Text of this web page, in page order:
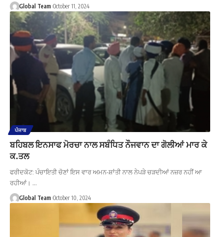
Global Team October 11, 2024
ਪੰਜਾਬ
ਬਹਿਬਲ ਇਨਸਾਫ ਮੋਰਚਾ ਨਾਲ ਸਬੰਧਿਤ ਨੌਜਵਾਨ ਦਾ ਗੋਲੀਆਂ ਮਾਰ ਕੇ
ਕ.ਤਲ
ਫਰੀਦਕੋਟ: ਪੰਚਾਇਤੀ ਚੋਣਾਂ ਇਸ ਵਾਰ ਅਮਨ-ਸ਼ਾਂਤੀ ਨਾਲ ਨੇਪੜੇ ਚੜਦੀਆਂ ਨਜ਼ਰ ਨਹੀਂ ਆ
ਰਹੀਆਂ। …
Global Team October 10, 2024